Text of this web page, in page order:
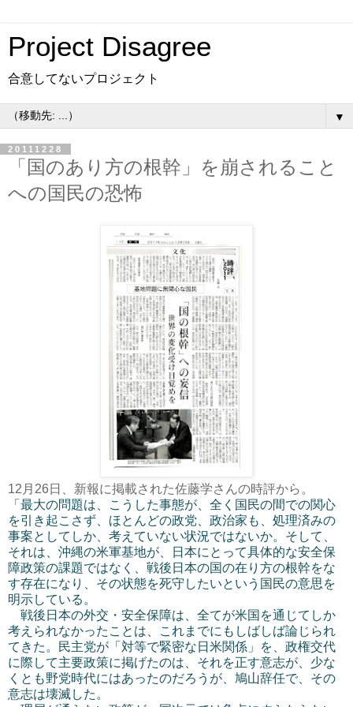
Project Disagree
合意してないプロジェクト
▼
20111228
「国のあり方の根幹」を崩されること
への国民の恐怖
12月26日、新報に掲載された佐藤学さんの時評から。
「最大の問題は、こうした事態が、全く国民の間での関心
を引き起こさず、ほとんどの政党、政治家も、処理済みの
事案としてしか、考えていない状況ではないか。そして、
それは、沖縄の米軍基地が、日本にとって具体的な安全保
障政策の課題ではなく、戦後日本の国の在り方の根幹をな
す存在になり、その状態を死守したいという国民の意思を
明示している。
戦後日本の外交・安全保障は、全てが米国を通じてしか
考えられなかったことは、これまでにもしばしば論じられ
てきた。民主党が「対等で緊密な日米関係」を、政権交代
に際して主要政策に掲げたのは、それを正す意志が、少な
くとも野党時代にはあったのだろうが、鳩山辞任で、その
意志は壊滅した。